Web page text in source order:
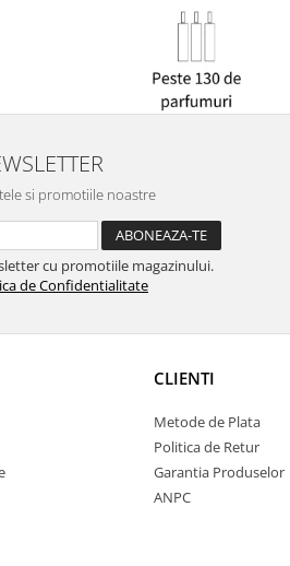
si promotiile noastre
cu promotiile magazinului.
de Confidentialitate
CLIENTI
Metode de Plata
Politica de Retur
Garantia Produselor
ANPC